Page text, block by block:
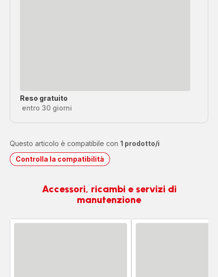
Reso gratuito
entro 30 giorni
Questo articolo è compatibile con 1 prodotto/i
Controlla la compatibilità
Accessori, ricambi e servizi di
manutenzione